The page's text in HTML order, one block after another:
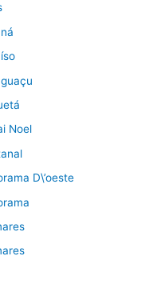
Noel
D\’oeste